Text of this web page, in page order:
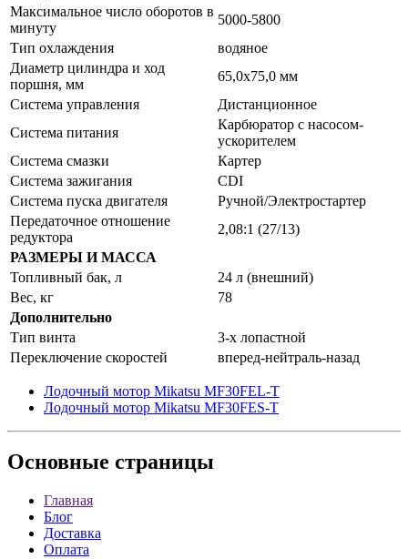
Максимальное число оборотов в
минуту
5000-5800
Тип охлаждения
водяное
Диаметр цилиндра и ход
поршня, мм
65,0x75,0 мм
Система управления
Дистанционное
Система питания
Карбюратор с насосом-
ускорителем
Система смазки
Картер
Система зажигания
CDI
Система пуска двигателя
Ручной/Электростартер
Передаточное отношение
редуктора
2,08:1 (27/13)
РАЗМЕРЫ И МАССА
Топливный бак, л
24 л (внешний)
Вес, кг
78
Дополнительно
Тип винта
3-х лопастной
Переключение скоростей
вперед-нейтраль-назад
Лодочный мотор Mikatsu MF30FEL-T
Лодочный мотор Mikatsu MF30FES-T
Основные страницы
Главная
Блог
Доставка
Оплата